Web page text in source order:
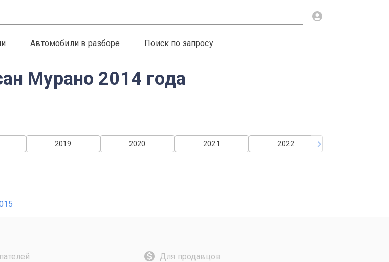
Автомобили в разборе Поиск по запросу
Мурано 2014 года
2022
2021
2020
2019
Для продавцов